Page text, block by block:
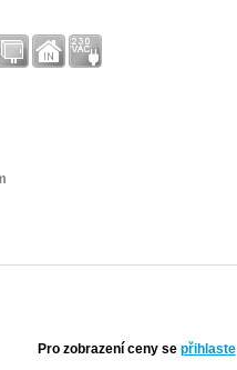
Pro zobrazení ceny se přihlaste